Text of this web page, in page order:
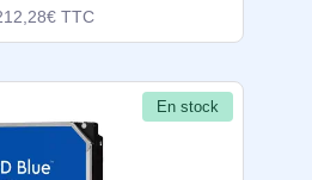
TTC
En stock